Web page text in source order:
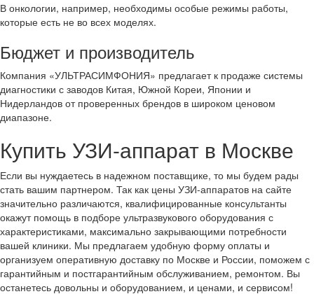
В онкологии, например, необходимы особые режимы работы,
которые есть не во всех моделях.
Бюджет и производитель
Компания «УЛЬТРАСИМФОНИЯ» предлагает к продаже системы
диагностики с заводов Китая, Южной Кореи, Японии и
Нидерландов от проверенных брендов в широком ценовом
диапазоне.
Купить УЗИ-аппарат в Москве
Если вы нуждаетесь в надежном поставщике, то мы будем рады
стать вашим партнером. Так как цены УЗИ-аппаратов на сайте
значительно различаются, квалифицированные консультанты
окажут помощь в подборе ультразвукового оборудования с
характеристиками, максимально закрывающими потребности
вашей клиники. Мы предлагаем удобную форму оплаты и
организуем оперативную доставку по Москве и России, поможем с
гарантийным и постгарантийным обслуживанием, ремонтом. Вы
останетесь довольны и оборудованием, и ценами, и сервисом!